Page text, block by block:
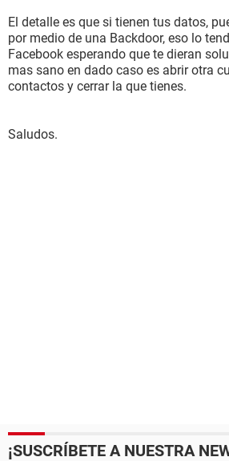
El detalle es que si tienen tus datos,
por medio de una Backdoor, eso lo
Facebook esperando que te dieran
mas sano en dado caso es abrir otra
contactos y cerrar la que tienes.
Saludos.
¡SUSCRÍBETE A NUESTRA